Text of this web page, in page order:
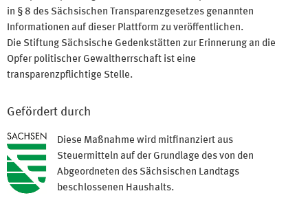
in § 8 des Sächsischen Transparenzgesetzes genannten
Informationen auf dieser Plattform zu veröffentlichen.
Die Stiftung Sächsische Gedenkstätten zur Erinnerung an die
Opfer politischer Gewaltherrschaft ist eine
transparenzpflichtige Stelle.
Gefördert durch
Diese Maßnahme wird mitfinanziert aus
Steuermitteln auf der Grundlage des von den
Abgeordneten des Sächsischen Landtags
beschlossenen Haushalts.